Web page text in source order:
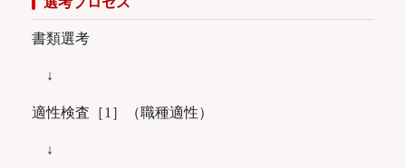
書類選考
↓
適性検査［1］（職種適性）
↓